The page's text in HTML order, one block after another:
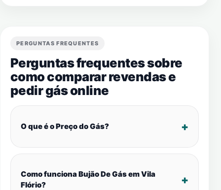
PERGUNTAS FREQUENTES
Perguntas frequentes sobre
como comparar revendas e
pedir gás online
O que é o Preço do Gás?
Como funciona Bujão De Gás em Vila
Flório?